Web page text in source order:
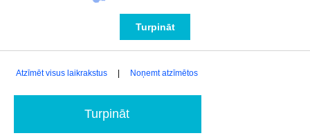
Turpināt
Atzīmēt visus laikrakstus| Noņemt atzīmētos
Turpināt